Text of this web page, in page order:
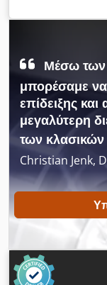
κατάσταση.
Μέσω των
μπορέσαμε
επίδειξης
μεγαλύτερη
των
Christian Jenk,